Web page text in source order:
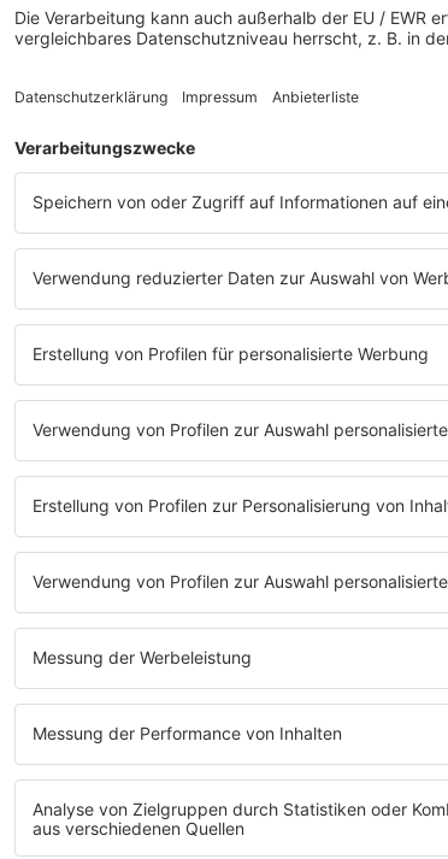
und bissig,
sich die 80er
gezeigt haben wie toll es
Pop der 80er
Warner Music
Tennessee ist sicher eine der
der 80s. Tina Turnerhatte
Ike Turnerein paar schwierige
und Gelegenheitsjobs
das große Solo-Comeback mit
Leben einer Frau im
kämpft und von einem
der Song auch
"What's Love Got To Do
noch einen musikalischen
verkauften Tonträgern gehört